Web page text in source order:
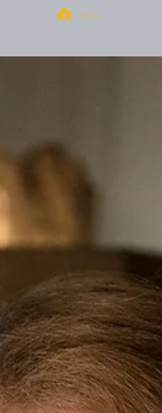
Se connecter